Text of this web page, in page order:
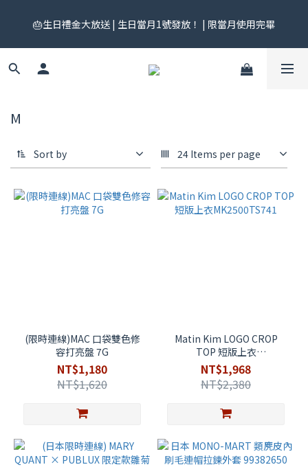
領券中心領，碼碼不同快去領！
🎂生日禮金大放送 | 生日當月1號發放！ | 限當月使用完畢
🎟️ 免運券來了！每月 25 號準時開搶｜$299／$999 各一張｜官網
M
Sort by 24 Items per page
(限時連線)MAC 口袋雙色修
容打亮盤 7G
NT$1,180
NT$1,620
Matin Kim LOGO CROP
TOP 短版上衣
MK2500TS741
NT$1,968
NT$2,380